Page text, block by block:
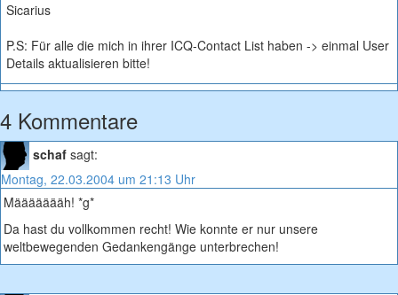
Sicarius
P.S: Für alle die mich in ihrer ICQ-Contact List haben -> einmal User
Details aktualisieren bitte!
4 Kommentare
schaf sagt:
Montag, 22.03.2004 um 21:13 Uhr
Määäääääh! *g*
Da hast du vollkommen recht! Wie konnte er nur unsere
weltbewegenden Gedankengänge unterbrechen!